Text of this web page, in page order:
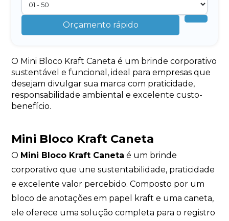
Orçamento rápido
O Mini Bloco Kraft Caneta é um brinde corporativo
sustentável e funcional, ideal para empresas que
desejam divulgar sua marca com praticidade,
responsabilidade ambiental e excelente custo-
benefício.
Mini Bloco Kraft Caneta
O Mini Bloco Kraft Caneta é um brinde
corporativo que une sustentabilidade, praticidade
e excelente valor percebido. Composto por um
bloco de anotações em papel kraft e uma caneta,
ele oferece uma solução completa para o registro